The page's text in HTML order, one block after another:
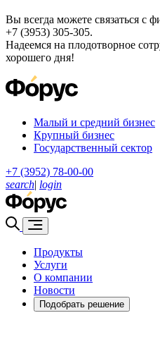
Вы всегда можете связаться с
+7 (3953) 305-305.
Надеемся на плодотворное
хорошего дня!
Малый и средний бизнес
Крупный бизнес
Государственный сектор
+7 (3952) 78-00-00
search| login
Продукты
Услуги
О компании
Новости
Подобрать решение